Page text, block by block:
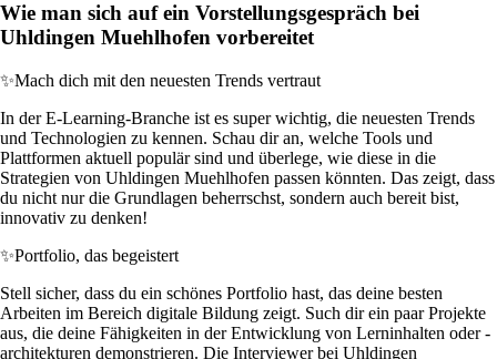
Wie man sich auf ein Vorstellungsgespräch bei
Uhldingen Muehlhofen vorbereitet
✨Mach dich mit den neuesten Trends vertraut
In der E-Learning-Branche ist es super wichtig, die neuesten Trends
und Technologien zu kennen. Schau dir an, welche Tools und
Plattformen aktuell populär sind und überlege, wie diese in die
Strategien von Uhldingen Muehlhofen passen könnten. Das zeigt, dass
du nicht nur die Grundlagen beherrschst, sondern auch bereit bist,
innovativ zu denken!
✨Portfolio, das begeistert
Stell sicher, dass du ein schönes Portfolio hast, das deine besten
Arbeiten im Bereich digitale Bildung zeigt. Such dir ein paar Projekte
aus, die deine Fähigkeiten in der Entwicklung von Lerninhalten oder -
architekturen demonstrieren. Die Interviewer bei Uhldingen